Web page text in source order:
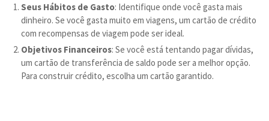
Seus Hábitos de Gasto: Identifique onde você gasta mais
dinheiro. Se você gasta muito em viagens, um cartão de crédito
com recompensas de viagem pode ser ideal.
Objetivos Financeiros: Se você está tentando pagar dívidas,
um cartão de transferência de saldo pode ser a melhor opção.
Para construir crédito, escolha um cartão garantido.